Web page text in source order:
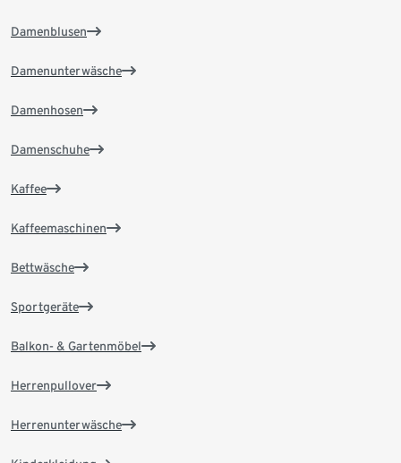
Damenblusen
Damenunterwäsche
Damenhosen
Damenschuhe
Kaffee
Kaffeemaschinen
Bettwäsche
Sportgeräte
Balkon- & Gartenmöbel
Herrenpullover
Herrenunterwäsche